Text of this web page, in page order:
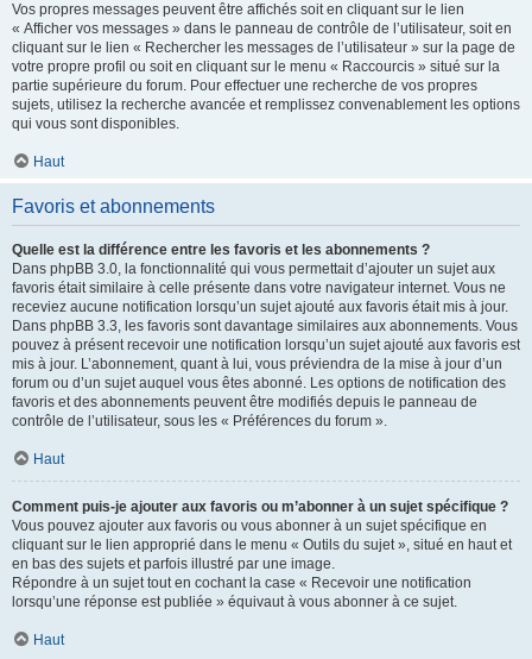
Vos propres messages peuvent être affichés soit en cliquant sur le lien
« Afficher vos messages » dans le panneau de contrôle de l’utilisateur, soit en
cliquant sur le lien « Rechercher les messages de l’utilisateur » sur la page de
votre propre profil ou soit en cliquant sur le menu « Raccourcis » situé sur la
partie supérieure du forum. Pour effectuer une recherche de vos propres
sujets, utilisez la recherche avancée et remplissez convenablement les options
qui vous sont disponibles.
Haut
Favoris et abonnements
Quelle est la différence entre les favoris et les abonnements ?
Dans phpBB 3.0, la fonctionnalité qui vous permettait d’ajouter un sujet aux
favoris était similaire à celle présente dans votre navigateur internet. Vous ne
receviez aucune notification lorsqu’un sujet ajouté aux favoris était mis à jour.
Dans phpBB 3.3, les favoris sont davantage similaires aux abonnements. Vous
pouvez à présent recevoir une notification lorsqu’un sujet ajouté aux favoris est
mis à jour. L’abonnement, quant à lui, vous préviendra de la mise à jour d’un
forum ou d’un sujet auquel vous êtes abonné. Les options de notification des
favoris et des abonnements peuvent être modifiés depuis le panneau de
contrôle de l’utilisateur, sous les « Préférences du forum ».
Haut
Comment puis-je ajouter aux favoris ou m’abonner à un sujet spécifique ?
Vous pouvez ajouter aux favoris ou vous abonner à un sujet spécifique en
cliquant sur le lien approprié dans le menu « Outils du sujet », situé en haut et
en bas des sujets et parfois illustré par une image.
Répondre à un sujet tout en cochant la case « Recevoir une notification
lorsqu’une réponse est publiée » équivaut à vous abonner à ce sujet.
Haut